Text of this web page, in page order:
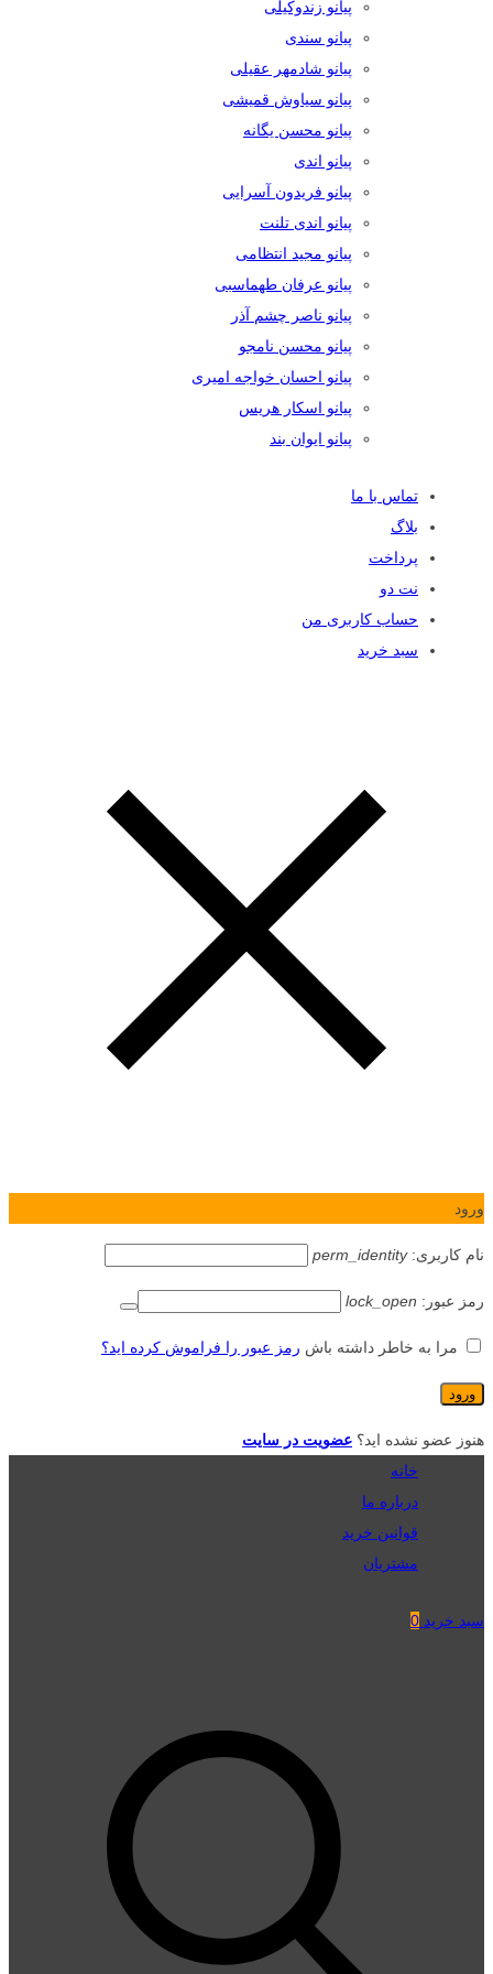
پیانو زندوکیلی
پیانو سندی
پیانو شادمهر عقیلی
پیانو سیاوش قمیشی
پیانو محسن یگانه
پیانو اندی
پیانو فریدون آسرایی
پیانو اندی تلنت
پیانو مجید انتظامی
پیانو عرفان طهماسبی
پیانو ناصر چشم آذر
پیانو محسن نامجو
پیانو احسان خواجه امیری
پیانو اسکار هریس
پیانو ایوان بند
تماس با ما
بلاگ
پرداخت
نت دو
حساب کاربری من
سبد خرید
ورود
نام کاربری:perm_identity
رمز عبور: lock_open
مرا به خاطر داشته باش رمز عبور را فراموش کرده اید؟
هنوز عضو نشده اید؟ عضویت در سایت
خانه
درباره ما
قوانین خرید
مشتریان
سبد خرید 0